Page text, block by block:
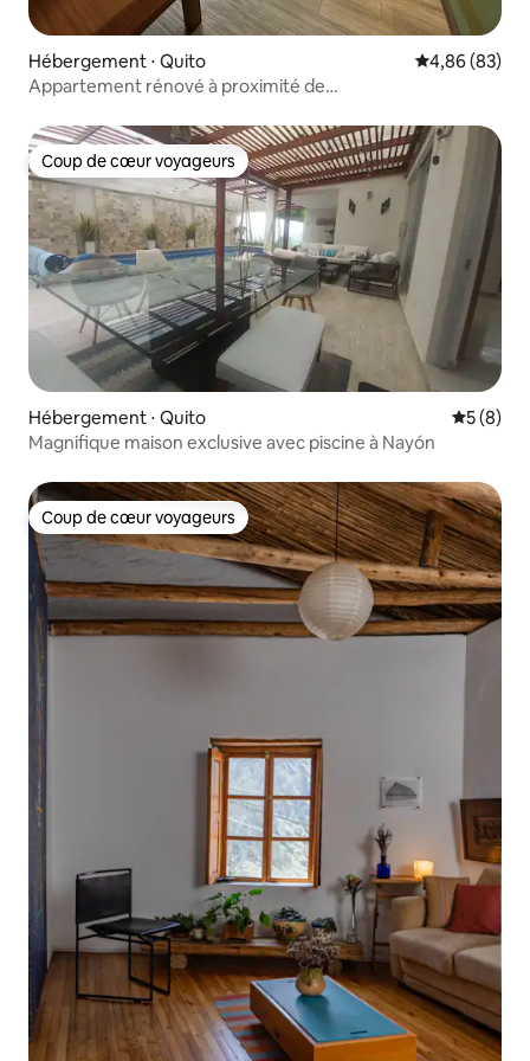
Hébergement ⋅ Quito Évaluation
4,86 (83)
Appartement rénové à proximité de
Coup de cœur voyageurs
Coup de cœur voyageurs
Hébergement ⋅ Quito
5 (8)
Magnifique maison exclusive avec piscine à Nayón
Coup de cœur voyageurs
Coup de cœur voyageurs